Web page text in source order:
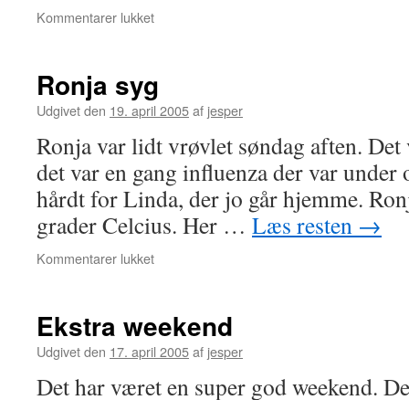
Kommentarer lukkettil
Ronja syg
Udgivet den 19. april 2005af jesper
Ronja var lidt vrøvlet søndag aften. Det
det var en gang influenza der var
hårdt for Linda, der jo går hjemme.
grader Celcius. Her … Læs resten →
Kommentarer lukkettil
Ekstra weekend
Udgivet den 17. april 2005af jesper
Det har været en super god weekend.